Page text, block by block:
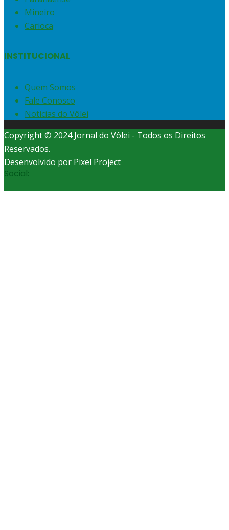
Mineiro
Carioca
INSTITUCIONAL
Quem Somos
Fale Conosco
Notícias do Vôlei
Copyright © 2024Jornal do Vôlei - Todos os Direitos
Reservados.
Desenvolvido por Pixel Project
Social: